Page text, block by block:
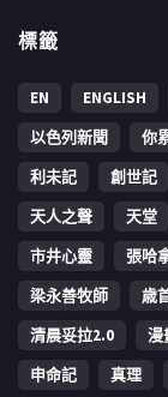
標籤
EN ENGLISH
以色列新聞
你
利未記
創世記
天人之聲
天堂
市井心靈
張哈
梁永善牧師
歳
清晨妥拉2.0
漫
申命記
真理